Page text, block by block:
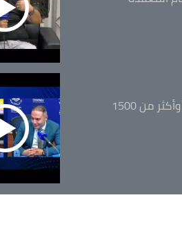
المدير العام للغابات: 445 حريقاً وأكثر من 1500